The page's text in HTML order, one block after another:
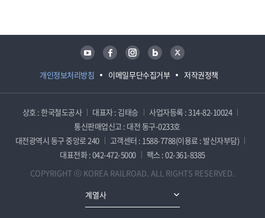
개인정보처리방침 이메일무단수집거부 저작권정책
유튜브 페이스북 인스타그램 블로그 트위터
상호 : 한국철도공사 대표자 : 김태승
사업자등록 : 314-82-10024
통신판매업신고 : 대전 동구-0233호
대전광역시 동구 중앙로 240
고객센터 : 1588-7788(이용료 : 발신자부담)
대표전화 : 042-472-5000
팩스 : 02-361-8385
COPYRIGHT ⓒ KOREA RAILROAD. ALL RIGHTS RESERVED.
계열사